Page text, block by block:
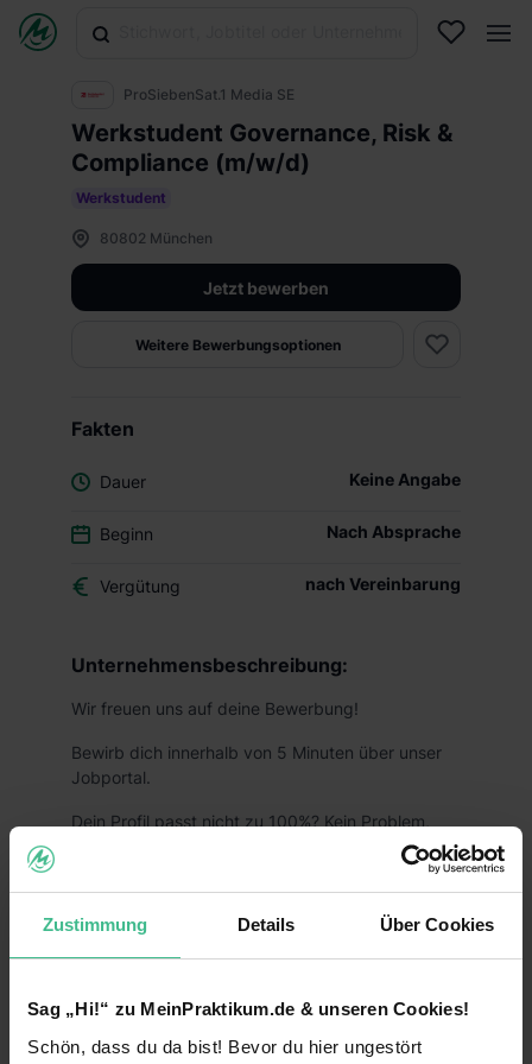
Zustimmung Details Über Cookies
Sag „Hi!“ zu MeinPraktikum.de & unseren Cookies!
Schön, dass du da bist! Bevor du hier ungestört
ProSiebenSat.1 Media SE
Werkstudent Governance, Risk &
Compliance (m/w/d)
Werkstudent
80802 München
Jetzt bewerben
Weitere Bewerbungsoptionen
Fakten
Dauer Keine Angabe
Beginn Nach Absprache
Vergütung nach Vereinbarung
Unternehmensbeschreibung:
Wir freuen uns auf deine Bewerbung!
Bewirb dich innerhalb von 5 Minuten über unser
Jobportal.
Dein Profil passt nicht zu 100%? Kein Problem,
bewirb dich gerne trotzdem! Wir unterstützen
deine fachliche & persönliche Weiterentwicklung
on the job.
Mehr zu unserem Bewerbungsprozess findest du
hier.
Bitte beachte, dass wir aus
Bewerbungen per Mail annehmen.